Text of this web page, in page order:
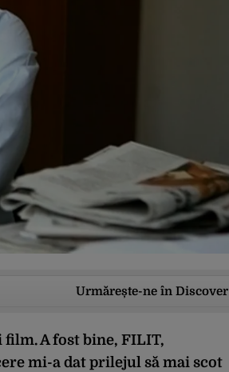
Urmărește-ne în Discover
A fost bine, FILIT,
mi-a dat prilejul să mai scot